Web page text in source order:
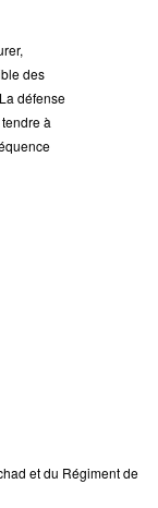
des
défense
à
et du Régiment de